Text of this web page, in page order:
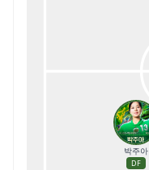
박주아
DF